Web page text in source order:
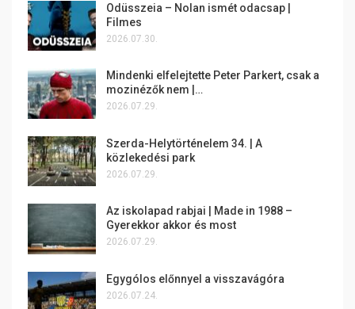
Odüsszeia – Nolan ismét odacsap |
Filmes
2026.07.30.
Mindenki elfelejtette Peter Parkert, csak a
mozinézők nem |…
2026.07.29.
Szerda-Helytörténelem 34. | A
közlekedési park
2026.07.29.
Az iskolapad rabjai | Made in 1988 –
Gyerekkor akkor és most
2026.07.29.
Egygólos előnnyel a visszavágóra
2026.07.24.